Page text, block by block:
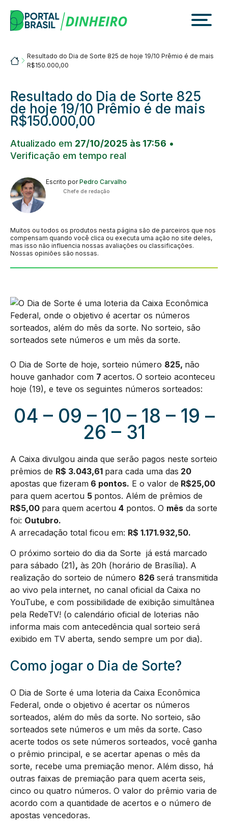
content
Portalbrasil
Resultado do Dia de Sorte 825 de hoje 19/10 Prêmio é de mais
R$150.000,00
Resultado do Dia de Sorte 825
de hoje 19/10 Prêmio é de mais
R$150.000,00
Atualizado em 27/10/2025 às 17:56 •
Verificação em tempo real
Escrito porPedro Carvalho
Chefe de redação
Muitos ou todos os produtos nesta página são de parceiros que nos
compensam quando você clica ou executa uma ação no site deles,
mas isso não influencia nossas avaliações ou classificações.
Nossas opiniões são nossas.
O Dia de Sorte de hoje, sorteio número 825, não
houve ganhador com 7 acertos. O sorteio aconteceu
hoje (19), e teve os seguintes números sorteados:
04 – 09 – 10 – 18 – 19 –
26 – 31
A Caixa divulgou ainda que serão pagos neste sorteio
prêmios de R$ 3.043,61 para cada uma das 20
apostas que fizeram 6 pontos. E o valor de R$25,00
para quem acertou 5 pontos. Além de prêmios de
R$5,00 para quem acertou 4 pontos. O mês da sorte
foi: Outubro.
A arrecadação total ficou em: R$ 1.171.932,50.
O próximo sorteio do dia da Sorte já está marcado
para sábado (21), às 20h (horário de Brasília). A
realização do sorteio de número 826 será transmitida
ao vivo pela internet, no canal oficial da Caixa no
YouTube, e com possibilidade de exibição simultânea
pela RedeTV! (o calendário oficial de loterias não
informa mais com antecedência qual sorteio será
exibido em TV aberta, sendo sempre um por dia).
Como jogar o Dia de Sorte?
O Dia de Sorte é uma loteria da Caixa Econômica
Federal, onde o objetivo é acertar os números
sorteados, além do mês da sorte. No sorteio, são
sorteados sete números e um mês da sorte. Caso
acerte todos os sete números sorteados, você ganha
o prêmio principal, e se acertar apenas o mês da
sorte, recebe uma premiação menor. Além disso, há
outras faixas de premiação para quem acerta seis,
cinco ou quatro números. O valor do prêmio varia de
acordo com a quantidade de acertos e o número de
apostas vencedoras.